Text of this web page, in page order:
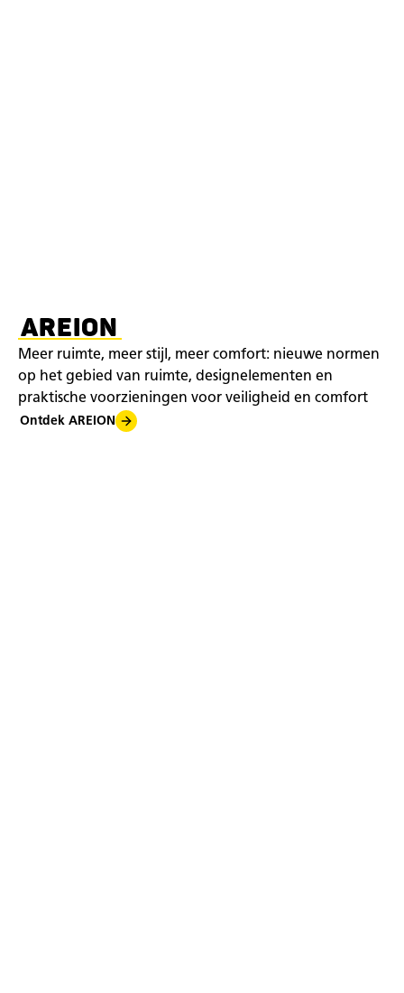
AREION
Meer ruimte, meer stijl, meer comfort: nieuwe normen
op het gebied van ruimte, designelementen en
praktische voorzieningen voor veiligheid en comfort
Ontdek AREION